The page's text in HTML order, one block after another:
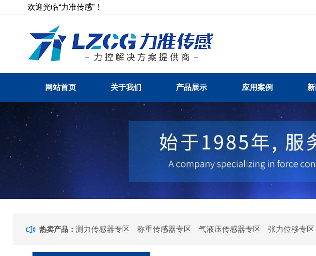
欢迎光临“力准传感”！
网站首页 关于我们 产品展示 应用案例
热卖产品：测力传感器专区 称重传感器专区 气液压传感器专区 张力位移专区